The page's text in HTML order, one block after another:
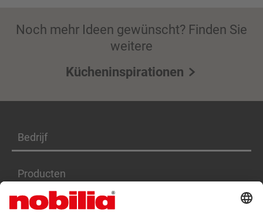
Noch mehr Ideen gewünscht? Finden Sie
weitere
Kücheninspirationen
Bedrijf
Producten